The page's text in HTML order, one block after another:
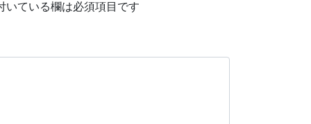
いている欄は必須項目です